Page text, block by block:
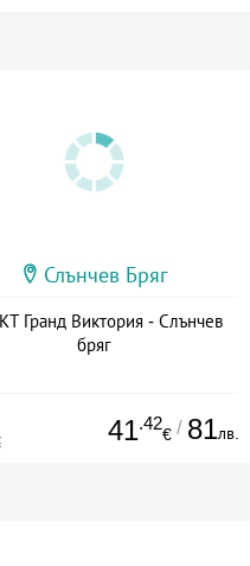
Слънчев Бряг
Гранд Виктория - Слънчев
бряг
41.42
€ / 81лв.